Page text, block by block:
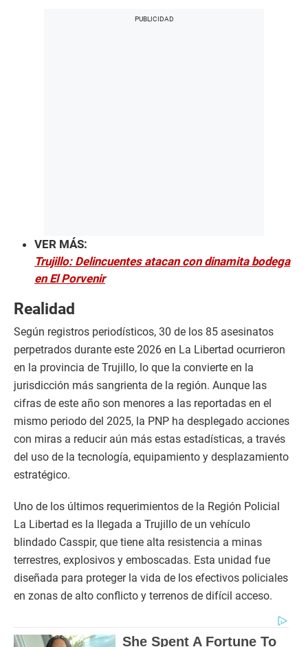
VER MÁS:
Trujillo: Delincuentes atacan con dinamita bodega
en El Porvenir
Realidad
Según registros periodísticos, 30 de los 85 asesinatos
perpetrados durante este 2026 en La Libertad ocurrieron
en la provincia de Trujillo, lo que la convierte en la
jurisdicción más sangrienta de la región. Aunque las
cifras de este año son menores a las reportadas en el
mismo periodo del 2025, la PNP ha desplegado acciones
con miras a reducir aún más estas estadísticas, a través
del uso de la tecnología, equipamiento y desplazamiento
estratégico.
Uno de los últimos requerimientos de la Región Policial
La Libertad es la llegada a Trujillo de un vehículo
blindado Casspir, que tiene alta resistencia a minas
terrestres, explosivos y emboscadas. Esta unidad fue
diseñada para proteger la vida de los efectivos policiales
en zonas de alto conflicto y terrenos de difícil acceso.